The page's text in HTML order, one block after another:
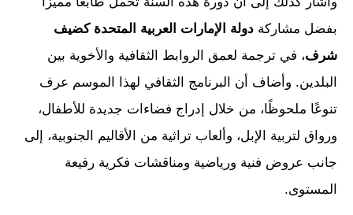
بفضل مشاركة دولة الإمارات العربية المتحدة كضيف
شرف، في ترجمة لعمق الروابط الثقافية والأخوية بين
البلدين. وأضاف أن البرنامج الثقافي لهذا الموسم عرف
تنوعًا ملحوظًا، من خلال إدراج فضاءات جديدة للأطفال،
ورواق لتربية الإبل، وألعاب تراثية من الأقاليم الجنوبية، إلى
جانب عروض فنية ورياضية ومناقشات فكرية رفيعة
المستوى.